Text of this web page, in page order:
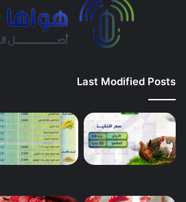
Last Modified Posts